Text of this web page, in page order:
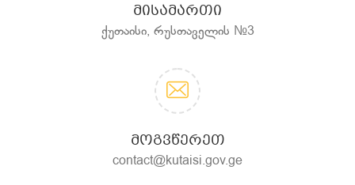
ᲛᲘᲡᲐᲛᲐᲠᲗᲘ
ქუთაისი, რუსთაველის №3
ᲛᲝᲒᲕᲬᲔᲠᲔᲗ
contact@kutaisi.gov.ge